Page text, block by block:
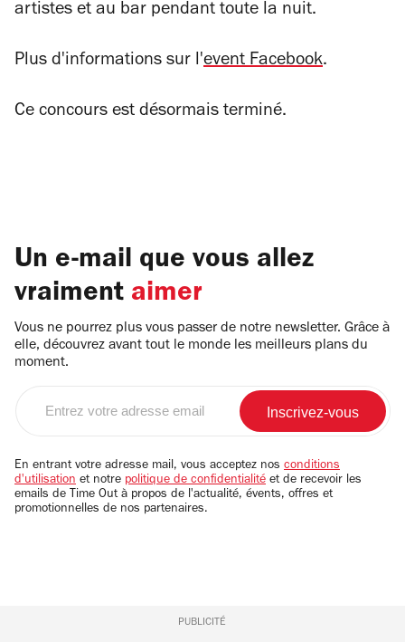
artistes et au bar pendant toute la nuit.
Plus d'informations sur l'event Facebook.
Ce concours est désormais terminé.
Un e-mail que vous allez
vraiment aimer
Vous ne pourrez plus vous passer de notre newsletter. Grâce à
elle, découvrez avant tout le monde les meilleurs plans du
moment.
email
En entrant votre adresse mail, vous acceptez nos conditions
d'utilisation et notre politique de confidentialité et de recevoir les
emails de Time Out à propos de l'actualité, évents, offres et
promotionnelles de nos partenaires.
PUBLICITÉ